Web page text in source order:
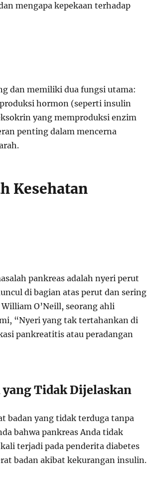
mengapa kepekaan terhadap
dan memiliki dua fungsi utama:
hormon (seperti insulin
yang memproduksi enzim
penting dalam mencerna
Kesehatan
pankreas adalah nyeri perut
di bagian atas perut dan sering
O’Neill, seorang ahli
“Nyeri yang tak tertahankan di
pankreatitis atau peradangan
yang Tidak Dijelaskan
badan yang tidak terduga tanpa
bahwa pankreas Anda tidak
terjadi pada penderita diabetes
badan akibat kekurangan insulin.